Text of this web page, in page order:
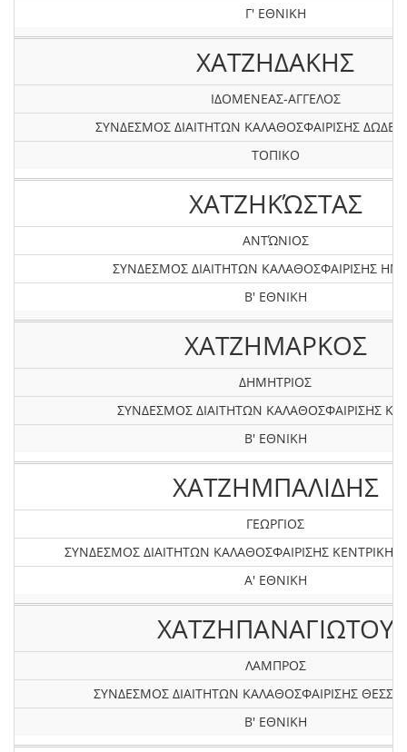
Γ' ΕΘΝΙΚΗ
ΧΑΤΖΗΔΑΚΗΣ
ΙΔΟΜΕΝΕΑΣ-ΑΓΓΕΛΟΣ
ΣΥΝΔΕΣΜΟΣ ΔΙΑΙΤΗΤΩΝ ΚΑΛΑΘΟΣΦΑΙΡΙΣΗΣ
ΤΟΠΙΚΟ
ΧΑΤΖΗΚΏΣΤΑΣ
ΑΝΤΏΝΙΟΣ
ΣΥΝΔΕΣΜΟΣ ΔΙΑΙΤΗΤΩΝ ΚΑΛΑΘΟΣΦΑΙΡΙΣΗΣ
Β' ΕΘΝΙΚΗ
ΧΑΤΖΗΜΑΡΚΟΣ
ΔΗΜΗΤΡΙΟΣ
ΣΥΝΔΕΣΜΟΣ ΔΙΑΙΤΗΤΩΝ ΚΑΛΑΘΟΣΦΑΙΡΙΣΗΣ
Β' ΕΘΝΙΚΗ
ΧΑΤΖΗΜΠΑΛΙΔΗΣ
ΓΕΩΡΓΙΟΣ
ΣΥΝΔΕΣΜΟΣ ΔΙΑΙΤΗΤΩΝ ΚΑΛΑΘΟΣΦΑΙΡΙΣΗΣ
Α' ΕΘΝΙΚΗ
ΧΑΤΖΗΠΑΝΑΓΙΩΤΟΥ
ΛΑΜΠΡΟΣ
ΣΥΝΔΕΣΜΟΣ ΔΙΑΙΤΗΤΩΝ ΚΑΛΑΘΟΣΦΑΙΡΙΣΗΣ
Β' ΕΘΝΙΚΗ